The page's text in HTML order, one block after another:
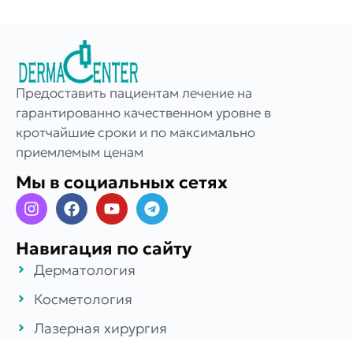
Предоставить пациентам лечение на
гарантированно качественном уровне в
кротчайшие сроки и по максимально
приемлемым ценам
Мы в социальных сетях
Навигация по сайту
Дерматология
Косметология
Лазерная хирургия